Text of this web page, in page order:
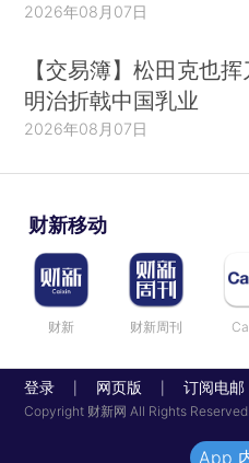
2026年08月07日
【交易簿】松田克也
明治折戟中国乳业
2026年08月07日
财新移动
财新 财新周刊
登录 网页版 订阅电邮
Copyright 财新网 All Rights Reserved
App